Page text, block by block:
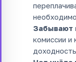
Забывают
комиссии и